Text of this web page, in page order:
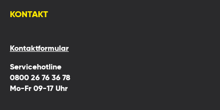
KONTAKT
Kontaktformular
Servicehotline
0800 26 76 36 78
Mo-Fr 09-17 Uhr